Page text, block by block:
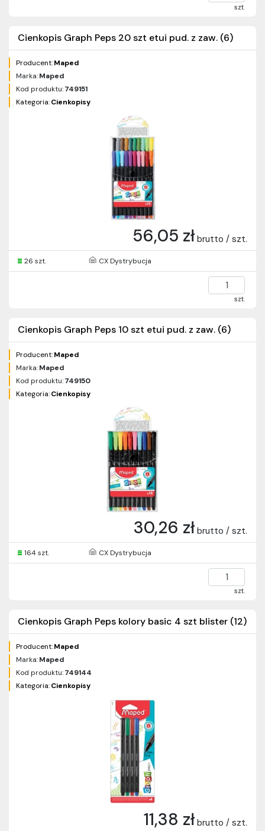
szt.
Cienkopis Graph Peps 20 szt etui pud. z zaw. (6)
Producent:Maped
Marka:Maped
Kod produktu:749151
Kategoria:Cienkopisy
56,05 zł brutto / szt.
26 szt. CX Dystrybucja
szt.
Cienkopis Graph Peps 10 szt etui pud. z zaw. (6)
Producent:Maped
Marka:Maped
Kod produktu:749150
Kategoria:Cienkopisy
30,26 zł brutto / szt.
164 szt. CX Dystrybucja
szt.
Cienkopis Graph Peps kolory basic 4 szt blister (12)
Producent:Maped
Marka:Maped
Kod produktu:749144
Kategoria:Cienkopisy
11,38 zł brutto / szt.